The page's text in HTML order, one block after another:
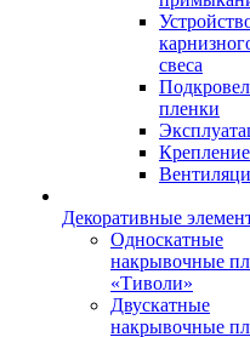
свеса
пленки
Крепление
Декоративные
Односкатные
накрывочные
«Тиволи»
Двускатные
накрывочные